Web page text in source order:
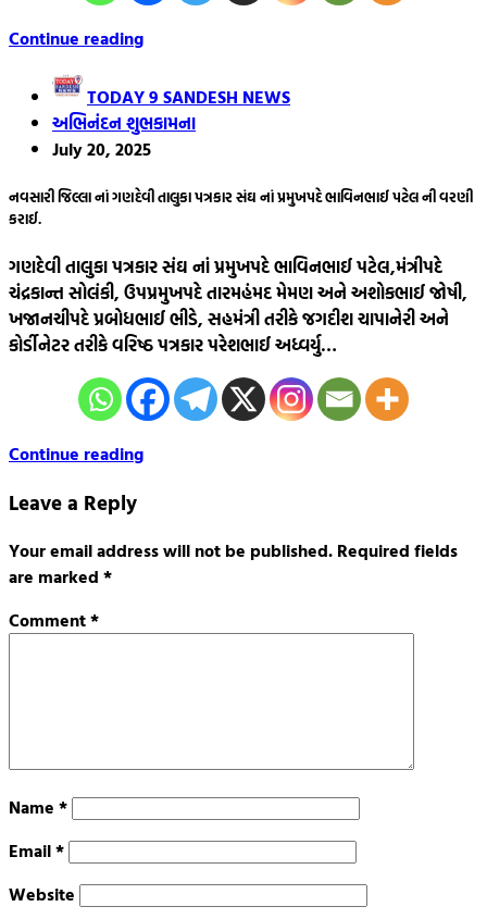
Continue reading
TODAY 9 SANDESH NEWS
અભિનંદન શુભકામના
July 20, 2025
નવસારી જિલ્લા નાં ગણદેવી તાલુકા પત્રકાર સંઘ નાં પ્રમુખપદે ભાવિનભાઈ પટેલ ની વરણી
કરાઈ.
ગણદેવી તાલુકા પત્રકાર સંઘ નાં પ્રમુખપદે ભાવિનભાઈ પટેલ,મંત્રીપદે
ચંદ્રકાન્ત સોલંકી, ઉપપ્રમુખપદે તારમહંમદ મેમણ અને અશોકભાઈ જોષી,
ખજાનચીપદે પ્રબોધભાઈ ભીડે, સહમંત્રી તરીકે જગદીશ ચાપાનેરી અને
કોર્ડીનેટર તરીકે વરિષ્ઠ પત્રકાર પરેશભાઈ અધ્વર્યુ…
Continue reading
Leave a Reply
Your email address will not be published. Required fields
are marked *
Comment*
Name *
Email*
Website